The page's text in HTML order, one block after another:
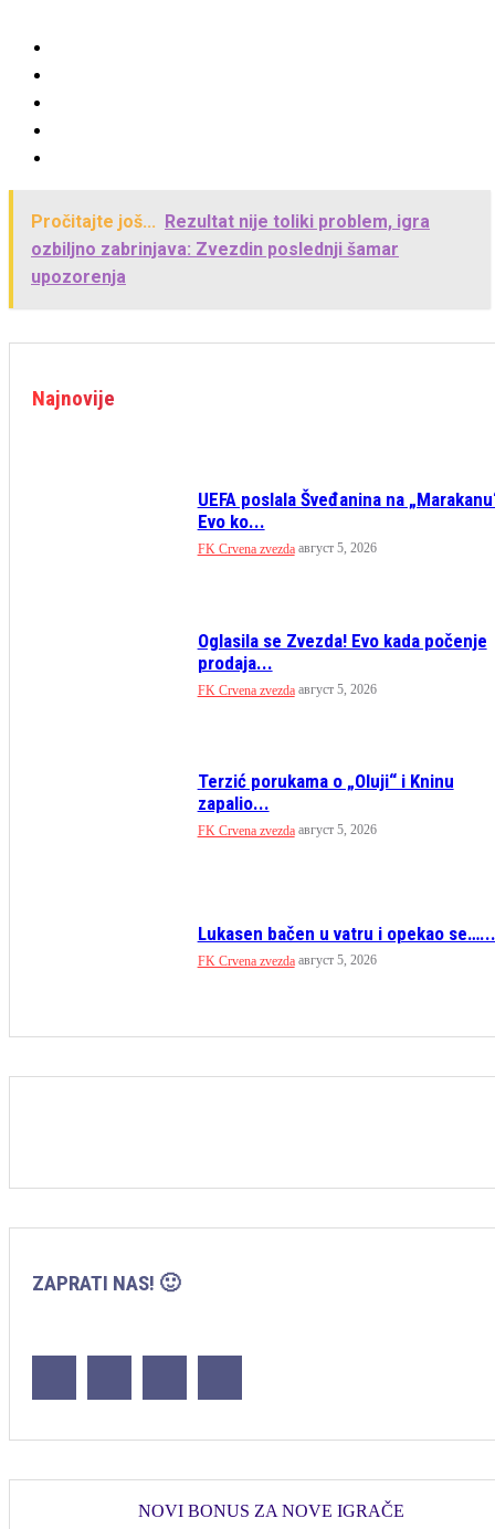
Pročitajte još... Rezultat nije toliki problem, igra
ozbiljno zabrinjava: Zvezdin poslednji šamar
upozorenja
Najnovije
UEFA poslala Šveđanina na
Evo ko...
FK Crvena zvezda август 5, 2026
Oglasila se Zvezda! Evo kada počenje
prodaja...
FK Crvena zvezda август 5, 2026
Terzić porukama o „Oluji“ i Kninu
zapalio...
FK Crvena zvezda август 5, 2026
Lukasen bačen u vatru i opekao se…...
FK Crvena zvezda август 5, 2026
ZAPRATI NAS! 🙂
NOVI BONUS ZA NOVE IGRAČE